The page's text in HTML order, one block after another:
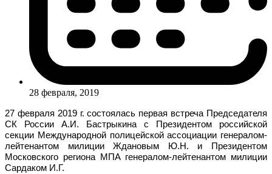
28 февраля, 2019
27 февраля 2019 г. состоялась первая встреча Председателя
СК России А.И. Бастрыкина с Президентом российской
секции Международной полицейской ассоциации генералом-
лейтенантом милиции Ждановым Ю.Н. и Президентом
Московского региона МПА генералом-лейтенантом милиции
Сардаком И.Г.